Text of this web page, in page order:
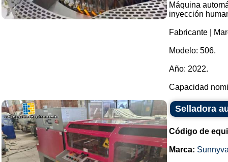
Máquina
inyección
Fabricante |
Modelo: 506.
Año: 2022.
Capacidad
Selladora
Código de
Marca: